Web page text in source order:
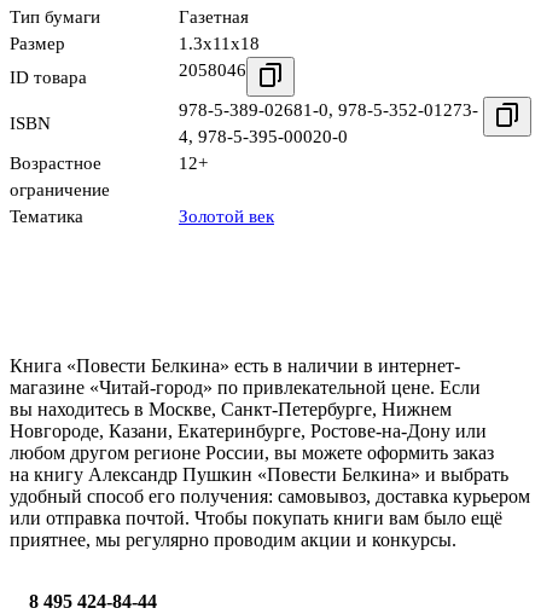
Тип бумаги
Газетная
Размер
1.3x11x18
ID товара
2058046
ISBN
978-5-389-02681-0, 978-5-352-01273-
4, 978-5-395-00020-0
Возрастное
ограничение
12+
Тематика Золотой век
Книга «Повести Белкина» есть в наличии в интернет-
магазине «Читай-город» по привлекательной цене. Если
вы находитесь в Москве, Санкт-Петербурге, Нижнем
Новгороде, Казани, Екатеринбурге, Ростове-на-Дону или
любом другом регионе России, вы можете оформить заказ
на книгу Александр Пушкин «Повести Белкина» и выбрать
удобный способ его получения: самовывоз, доставка курьером
или отправка почтой. Чтобы покупать книги вам было ещё
приятнее, мы регулярно проводим акции и конкурсы.
8 495 424-84-44